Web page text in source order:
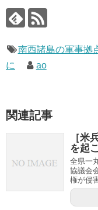
南西諸島の軍事拠
に
ao
関連記事
［米
を起
全県一
協議会
権が侵